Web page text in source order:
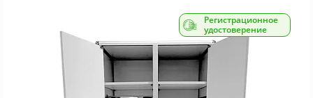
Регистрационное
удостоверение